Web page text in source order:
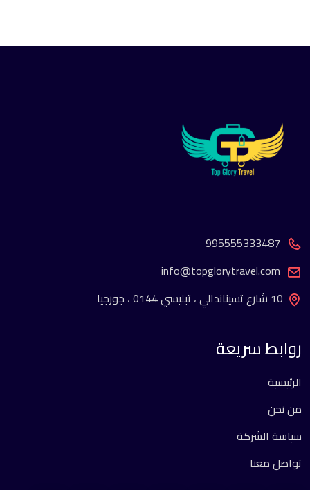
995555333487
info@topglorytravel.com
10 شارع تسيناندالي ، تبليسي 0144 ، جورجيا
روابط سريعة
الرئيسية
من نحن
سياسة الشركة
تواصل معنا